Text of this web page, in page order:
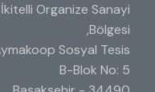
İkitelli Organize Sanayi
Bölgesi,
Sosyal Tesis
B-Blok No: 5